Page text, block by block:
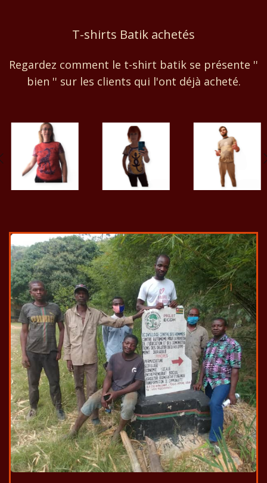
T-shirts Batik achetés
Regardez comment le t-shirt batik se présente ''
bien '' sur les clients qui l'ont déjà acheté.